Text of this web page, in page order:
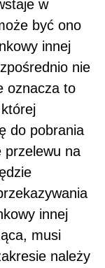
w
być ono
innej
nie
oznacza to
do pobrania
przelewu na
innej
musi
należy